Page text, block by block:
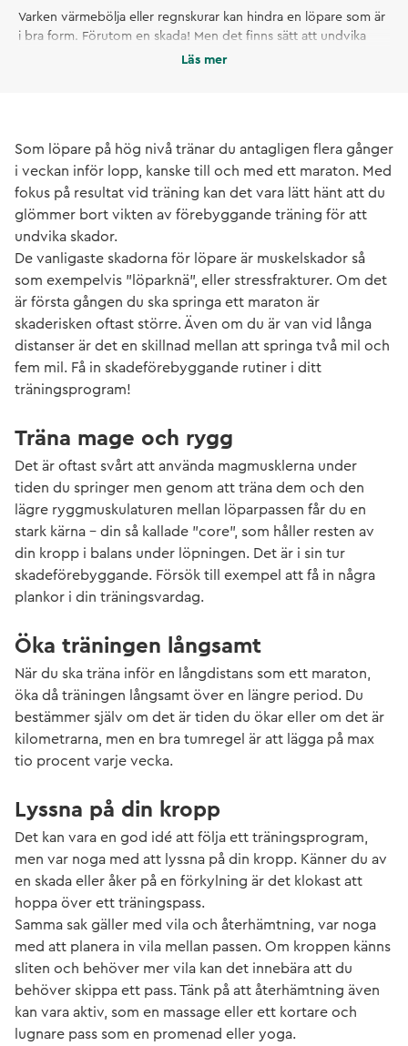
Varken värmebölja eller regnskurar kan hindra en löpare som är
i bra form. Förutom en skada! Men det finns sätt att undvika
Läs mer
Som löpare på hög nivå tränar du antagligen flera gånger
i veckan inför lopp, kanske till och med ett maraton. Med
fokus på resultat vid träning kan det vara lätt hänt att du
glömmer bort vikten av förebyggande träning för att
undvika skador.
De vanligaste skadorna för löpare är muskelskador så
som exempelvis ”löparknä”, eller stressfrakturer. Om det
är första gången du ska springa ett maraton är
skaderisken oftast större. Även om du är van vid långa
distanser är det en skillnad mellan att springa två mil och
fem mil. Få in skadeförebyggande rutiner i ditt
träningsprogram!
Träna mage och rygg
Det är oftast svårt att använda magmusklerna under
tiden du springer men genom att träna dem och den
lägre ryggmuskulaturen mellan löparpassen får du en
stark kärna – din så kallade ”core”, som håller resten av
din kropp i balans under löpningen. Det är i sin tur
skadeförebyggande. Försök till exempel att få in några
plankor i din träningsvardag.
Öka träningen långsamt
När du ska träna inför en långdistans som ett maraton,
öka då träningen långsamt över en längre period. Du
bestämmer själv om det är tiden du ökar eller om det är
kilometrarna, men en bra tumregel är att lägga på max
tio procent varje vecka.
Lyssna på din kropp
Det kan vara en god idé att följa ett träningsprogram,
men var noga med att lyssna på din kropp. Känner du av
en skada eller åker på en förkylning är det klokast att
hoppa över ett träningspass.
Samma sak gäller med vila och återhämtning, var noga
med att planera in vila mellan passen. Om kroppen känns
sliten och behöver mer vila kan det innebära att du
behöver skippa ett pass. Tänk på att återhämtning även
kan vara aktiv, som en massage eller ett kortare och
lugnare pass som en promenad eller yoga.